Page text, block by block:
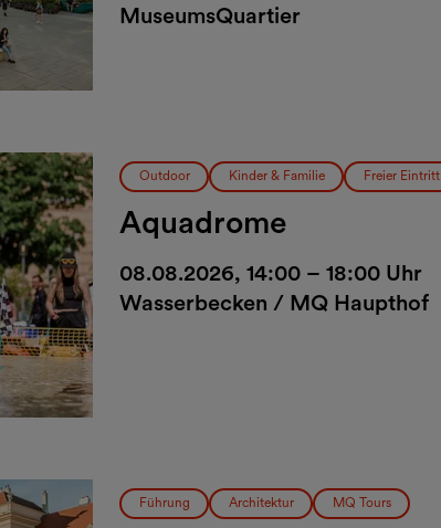
MuseumsQuartier
Outdoor Kinder & Familie Freier Eintritt
Aquadrome
08.08.2026, 14:00 – 18:00 Uhr
Wasserbecken / MQ Haupthof
Führung Architektur MQ Tours